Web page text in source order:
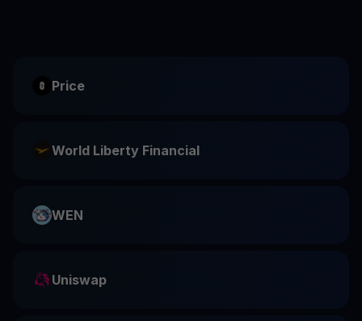
Price
World Liberty Financial
WEN
Uniswap